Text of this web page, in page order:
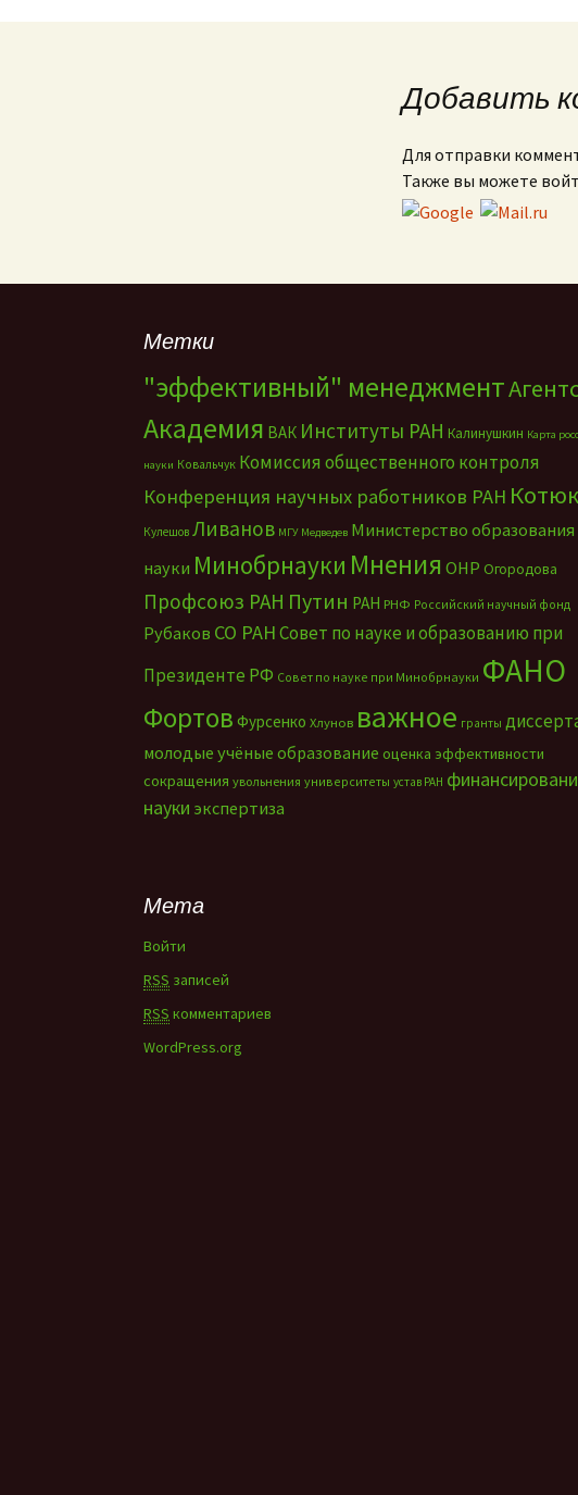
Добавить
Для отправки
Также вы можете
Метки
"эффективный" менеджмент
Академия ВАК Институты РАН Калинушкин Карта
науки Ковальчук Комиссия общественного контроля
Конференция научных работников РАН
Кулешов Ливанов МГУ Медведев Министерство образования
науки Минобрнауки Мнения ОНР Огородова
Профсоюз РАН Путин РАН РНФ Российский научный фонд
Рубаков СО РАНСовет по науке и образованию при
Президенте РФ Совет по науке при Минобрнауки ФАНО
Фортов Фурсенко Хлунов важное гранты
молодые учёные образование оценка эффективности
сокращения увольнения университеты устав РАН
науки экспертиза
Мета
Войти
RSS записей
RSS комментариев
WordPress.org